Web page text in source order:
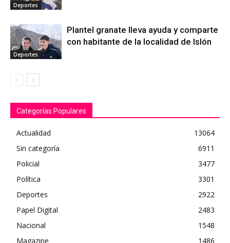
Deportes
Deportes
Plantel granate lleva ayuda y comparte
con habitante de la localidad de Islón
Categorías Populares
Actualidad
13064
Sin categoría
6911
Policial
3477
Política
3301
Deportes
2922
Papel Digital
2483
Nacional
1548
Magazine
1486